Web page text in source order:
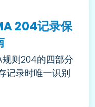
204记录保
则204的四部分
记录时唯一识别